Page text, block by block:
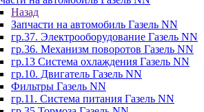
Назад
Запчасти на автомобиль Газель NN
гр.37. Электрооборудование Газель NN
гр.36. Механизм поворотов Газель NN
гр.13 Система охлаждения Газель NN
гр.10. Двигатель Газель NN
Фильтры Газель NN
гр.11. Система питания Газель NN